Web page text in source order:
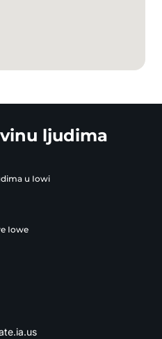
ljudima
u Iowi
Iowe